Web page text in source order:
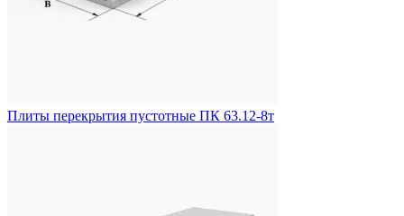
Плиты перекрытия пустотные ПК 63.12-8т